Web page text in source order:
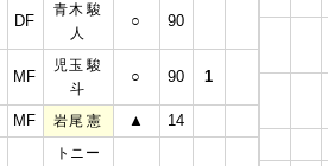
DF
青木 駿
人
○ 90
MF
児玉 駿
斗
○ 90 1
MF 岩尾 憲 ▲ 14
トニー